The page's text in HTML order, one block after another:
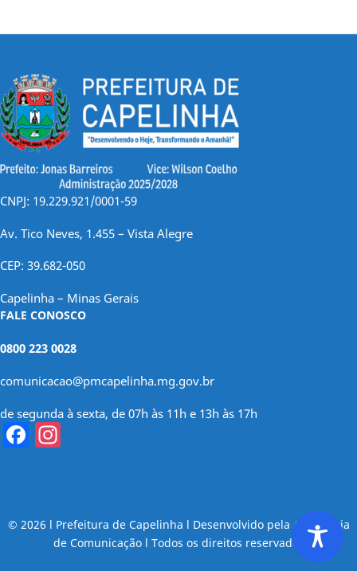
CNPJ: 19.229.921/0001-59
Av. Tico Neves, 1.455 – Vista Alegre
CEP: 39.682-050
Capelinha – Minas Gerais
FALE CONOSCO
0800 223 0028
comunicacao@pmcapelinha.mg.gov.br
de segunda à sexta, de 07h às 11h e 13h às 17h
Facebook
© 2026 l Prefeitura de Capelinha l Desenvolvido pela Assessoria
de Comunicação l Todos os direitos reservados